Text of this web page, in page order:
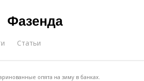
Фазенда
Статьи
опята на зиму в банках.